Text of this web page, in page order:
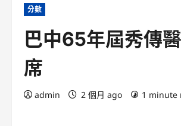
分數
巴中65年屆秀傳
席
admin 2 個月 ago 1 minute